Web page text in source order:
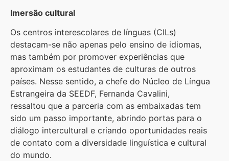
Imersão cultural
Os centros interescolares de línguas (CILs)
destacam-se não apenas pelo ensino de idiomas,
mas também por promover experiências que
aproximam os estudantes de culturas de outros
países. Nesse sentido, a chefe do Núcleo de Língua
Estrangeira da SEEDF, Fernanda Cavalini,
ressaltou que a parceria com as embaixadas tem
sido um passo importante, abrindo portas para o
diálogo intercultural e criando oportunidades reais
de contato com a diversidade linguística e cultural
do mundo.